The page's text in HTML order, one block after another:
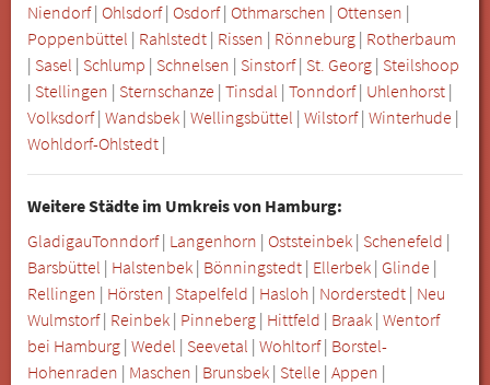
Niendorf| Ohlsdorf| Osdorf| Othmarschen | Ottensen |
Poppenbüttel | Rahlstedt | Rissen | Rönneburg | Rotherbaum
| Sasel | Schlump | Schnelsen | Sinstorf| St. Georg | Steilshoop
| Stellingen | Sternschanze | Tinsdal | Tonndorf| Uhlenhorst |
Volksdorf| Wandsbek | Wellingsbüttel | Wilstorf| Winterhude |
Wohldorf-Ohlstedt |
Weitere Städte im Umkreis von Hamburg:
GladigauTonndorf| Langenhorn | Oststeinbek | Schenefeld |
Barsbüttel | Halstenbek | Bönningstedt | Ellerbek | Glinde |
Rellingen | Hörsten | Stapelfeld | Hasloh | Norderstedt | Neu
Wulmstorf| Reinbek | Pinneberg | Hittfeld | Braak | Wentorf
bei Hamburg | Wedel | Seevetal | Wohltorf| Borstel-
Hohenraden | Maschen | Brunsbek | Stelle | Appen |